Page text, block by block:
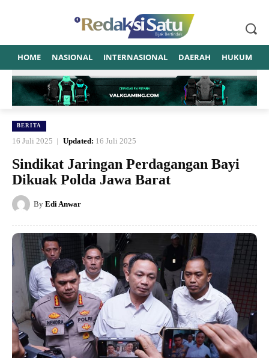
HOME NASIONAL INTERNASIONAL DAERAH HUKUM
BERITA
16 Juli 2025 Updated: 16 Juli 2025
Sindikat Jaringan Perdagangan Bayi
Dikuak Polda Jawa Barat
By Edi Anwar